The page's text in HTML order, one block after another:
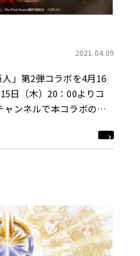
2021.04.09
」第2弾コラボを4月16
日（木）20：00よりコ
ャンネルで本コラボの全